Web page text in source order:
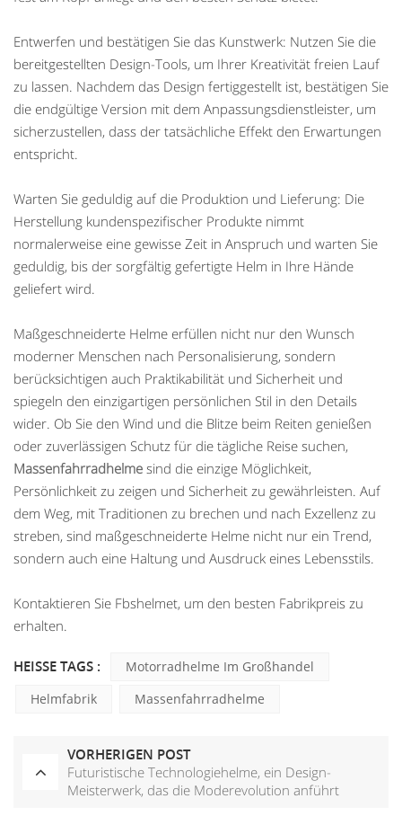
Entwerfen und bestätigen Sie das Kunstwerk: Nutzen Sie die
bereitgestellten Design-Tools, um Ihrer Kreativität freien Lauf
zu lassen. Nachdem das Design fertiggestellt ist, bestätigen Sie
die endgültige Version mit dem Anpassungsdienstleister, um
sicherzustellen, dass der tatsächliche Effekt den Erwartungen
entspricht.
Warten Sie geduldig auf die Produktion und Lieferung: Die
Herstellung kundenspezifischer Produkte nimmt
normalerweise eine gewisse Zeit in Anspruch und warten Sie
geduldig, bis der sorgfältig gefertigte Helm in Ihre Hände
geliefert wird.
Maßgeschneiderte Helme erfüllen nicht nur den Wunsch
moderner Menschen nach Personalisierung, sondern
berücksichtigen auch Praktikabilität und Sicherheit und
spiegeln den einzigartigen persönlichen Stil in den Details
wider. Ob Sie den Wind und die Blitze beim Reiten genießen
oder zuverlässigen Schutz für die tägliche Reise suchen,
Massenfahrradhelme sind die einzige Möglichkeit,
Persönlichkeit zu zeigen und Sicherheit zu gewährleisten. Auf
dem Weg, mit Traditionen zu brechen und nach Exzellenz zu
streben, sind maßgeschneiderte Helme nicht nur ein Trend,
sondern auch eine Haltung und Ausdruck eines Lebensstils.
Kontaktieren Sie Fbshelmet, um den besten Fabrikpreis zu
erhalten.
HEISSE TAGS :
Motorradhelme Im Großhandel
Helmfabrik
Massenfahrradhelme
VORHERIGEN POST
Futuristische Technologiehelme, ein Design-
Meisterwerk, das die Moderevolution anführt